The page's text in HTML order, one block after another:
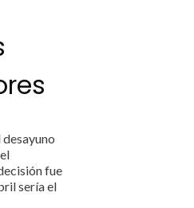
fue
sería el